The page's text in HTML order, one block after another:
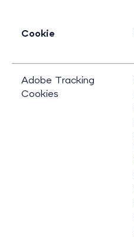
Cookie
Adobe Tracking
Cookies